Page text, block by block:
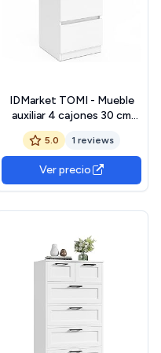
IDMarket TOMI - Mueble
auxiliar 4 cajones 30 cm
trapeador madera blanco
para entrada de baño
5.0 1 reviews
Ver precio